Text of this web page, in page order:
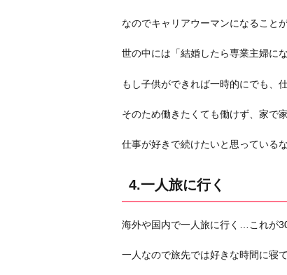
なのでキャリアウーマンになること
世の中には「結婚したら専業主婦に
もし子供ができれば一時的にでも、
そのため働きたくても働けず、家で
仕事が好きで続けたいと思っているな
4.一人旅に行く
海外や国内で一人旅に行く…これが
一人なので旅先では好きな時間に寝